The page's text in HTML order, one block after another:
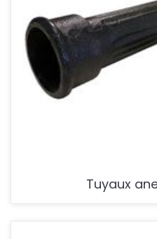
Tuyaux